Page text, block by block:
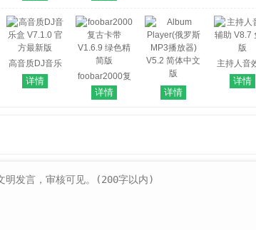
官方最新版
官方最新版
高音质DJ音乐
盒 V7.1.0 官方
最新版
详情
foobar2000复
古卡带 V1.6.9
绿色精简版
详情
Album
Player(俄罗斯
详情
主持人音
助 V8.7 免
详情